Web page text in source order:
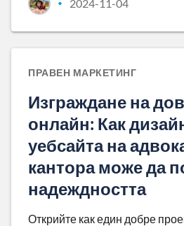
• 2024-11-04
ПРАВЕН МАРКЕТИНГ
Изграждане на
онлайн: Как
уебсайта на
кантора може да
надеждността
Открийте как един добре